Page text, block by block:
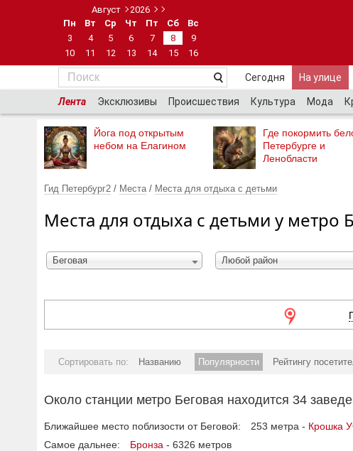
Август
2026
Пн
Вт Ср Чт Пт Сб
Вс
3
4 5 6 7 8
9
10
11 12 13 14 15 16
Сегодня На улице
Лента Эксклюзивы Происшествия Культура Мода
Йога под открытым
небом на Елагином
Где покормить
Петербурге и
Ленобласти
Гид Петербург2 / Места / Места для отдыха с детьми
Места для отдыха с детьми у метро
Беговая Любой район
Сортировать по: Названию Популярности Рейтингу
Около станции метро Беговая находится 34
Ближайшее место поблизости от Беговой: 253 метра - Крошка
Самое дальнее:
Бронза - 6326 метров